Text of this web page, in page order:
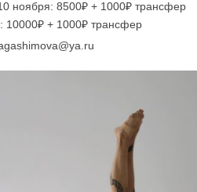
ноября: 8500₽ + 1000₽ трансфер
10000₽ + 1000₽ трансфер